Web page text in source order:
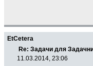
EtCetera
Re: Задачи для
11.03.2014, 23:06